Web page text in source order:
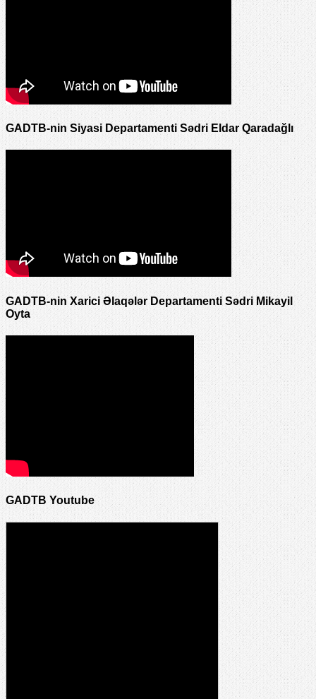
GADTB-nin Siyasi Departamenti Sədri Eldar Qaradağlı
GADTB-nin Xarici Əlaqələr Departamenti Sədri Mikayil
Oyta
GADTB Youtube